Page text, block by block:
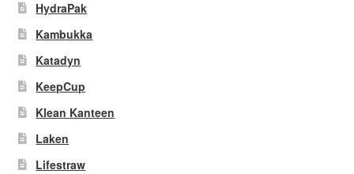
HydraPak
Kambukka
Katadyn
KeepCup
Klean Kanteen
Laken
Lifestraw